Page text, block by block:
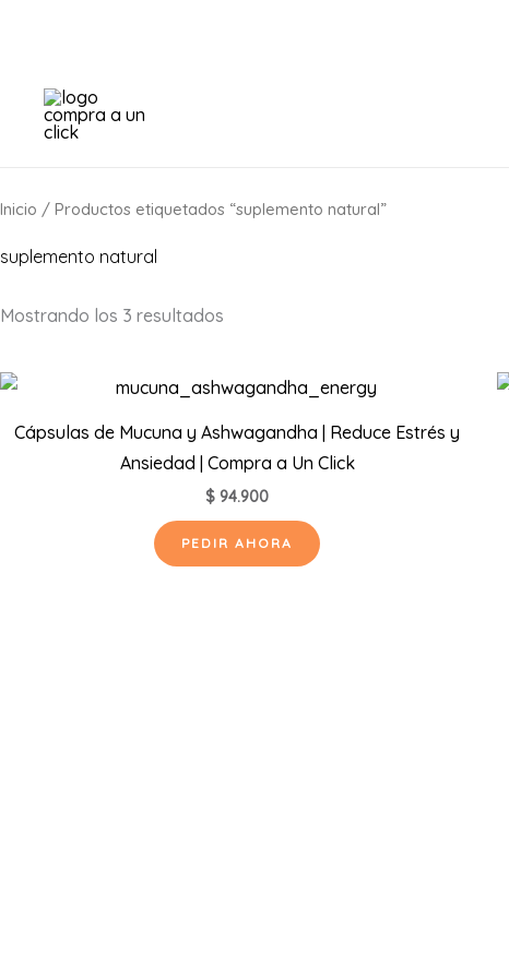
contenido
Inicio / Productos etiquetados “suplemento natural”
suplemento natural
Mostrando los 3 resultados
Cápsulas de Mucuna y Ashwagandha | Reduce Estrés y
Ansiedad | Compra a Un Click
$ 94.900
PEDIR AHORA